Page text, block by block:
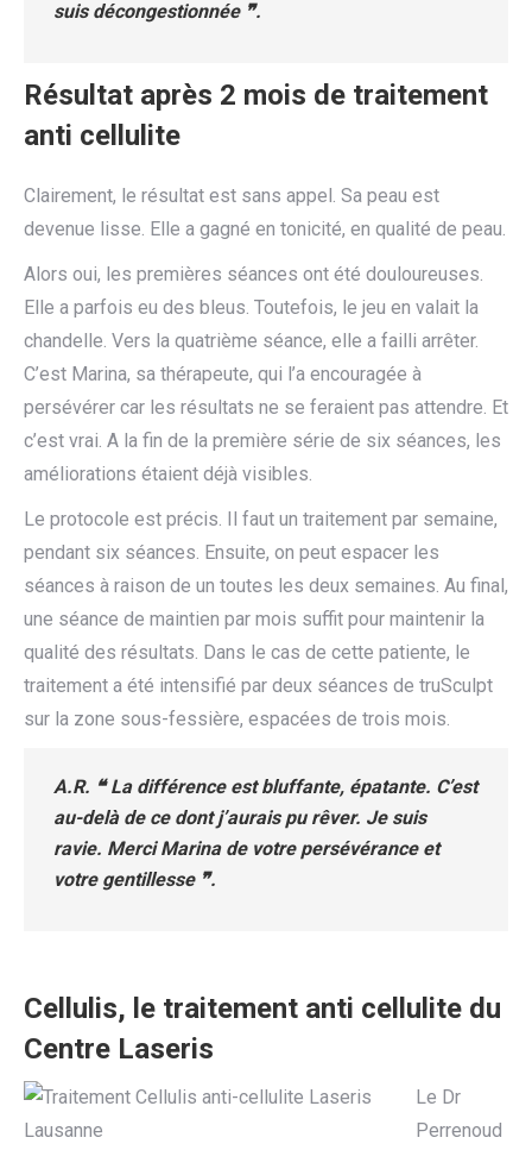
suis décongestionnée ❞.
Résultat après 2 mois de traitement
anti cellulite
Clairement, le résultat est sans appel. Sa peau est
devenue lisse. Elle a gagné en tonicité, en qualité de peau.
Alors oui, les premières séances ont été douloureuses.
Elle a parfois eu des bleus. Toutefois, le jeu en valait la
chandelle. Vers la quatrième séance, elle a failli arrêter.
C’est Marina, sa thérapeute, qui l’a encouragée à
persévérer car les résultats ne se feraient pas attendre. Et
c’est vrai. A la fin de la première série de six séances, les
améliorations étaient déjà visibles.
Le protocole est précis. Il faut un traitement par semaine,
pendant six séances. Ensuite, on peut espacer les
séances à raison de un toutes les deux semaines. Au final,
une séance de maintien par mois suffit pour maintenir la
qualité des résultats. Dans le cas de cette patiente, le
traitement a été intensifié par deux séances de truSculpt
sur la zone sous-fessière, espacées de trois mois.
A.R. ❝ La différence est bluffante, épatante. C’est
au-delà de ce dont j’aurais pu rêver. Je suis
ravie. Merci Marina de votre persévérance et
votre gentillesse ❞.
Cellulis, le traitement anti cellulite du
Centre Laseris
Le Dr
Perrenoud